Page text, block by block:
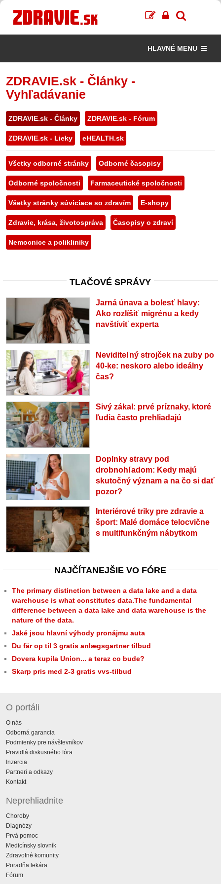
HLAVNÉ MENU
ZDRAVIE.sk - Články -
Vyhľadávanie
ZDRAVIE.sk - Články ZDRAVIE.sk - Fórum
ZDRAVIE.sk - Lieky eHEALTH.sk
Všetky odborné stránky Odborné časopisy
Odborné spoločnosti Farmaceutické spoločnosti
Všetky stránky súviciace so zdravím E-shopy
Zdravie, krása, životospráva Časopisy o zdraví
Nemocnice a polikliniky
TLAČOVÉ SPRÁVY
Jarná únava a bolesť hlavy:
Ako rozlíšiť migrénu a kedy
navštíviť experta
Neviditeľný strojček na zuby po
40-ke: neskoro alebo ideálny
čas?
Sivý zákal: prvé príznaky, ktoré
ľudia často prehliadajú
Doplnky stravy pod
drobnohľadom: Kedy majú
skutočný význam a na čo si dať
pozor?
Interiérové triky pre zdravie a
šport: Malé domáce telocvične
s multifunkčným nábytkom
NAJČÍTANEJŠIE VO FÓRE
The primary distinction between a data lake and a data
warehouse is what constitutes data.The fundamental
difference between a data lake and data warehouse is the
nature of the data.
Jaké jsou hlavní výhody pronájmu auta
Du får op til 3 gratis anlægsgartner tilbud
Dovera kupila Union... a teraz co bude?
Skarp pris med 2-3 gratis vvs-tilbud
O portáli
O nás
Odborná garancia
Podmienky pre návštevníkov
Pravidlá diskusného fóra
Inzercia
Partneri a odkazy
Kontakt
Neprehliadnite
Choroby
Diagnózy
Prvá pomoc
Medicínsky slovník
Zdravotné komunity
Poradňa lekára
Fórum